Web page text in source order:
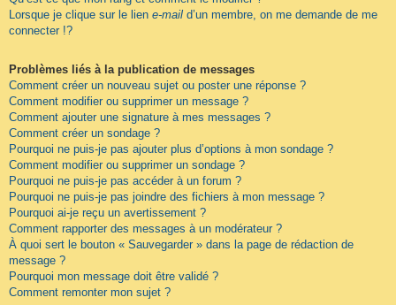
Lorsque je clique sur le lien e-mail d’un membre, on me demande de me
connecter !?
Problèmes liés à la publication de messages
Comment créer un nouveau sujet ou poster une réponse ?
Comment modifier ou supprimer un message ?
Comment ajouter une signature à mes messages ?
Comment créer un sondage ?
Pourquoi ne puis-je pas ajouter plus d’options à mon sondage ?
Comment modifier ou supprimer un sondage ?
Pourquoi ne puis-je pas accéder à un forum ?
Pourquoi ne puis-je pas joindre des fichiers à mon message ?
Pourquoi ai-je reçu un avertissement ?
Comment rapporter des messages à un modérateur ?
À quoi sert le bouton « Sauvegarder » dans la page de rédaction de
message ?
Pourquoi mon message doit être validé ?
Comment remonter mon sujet ?